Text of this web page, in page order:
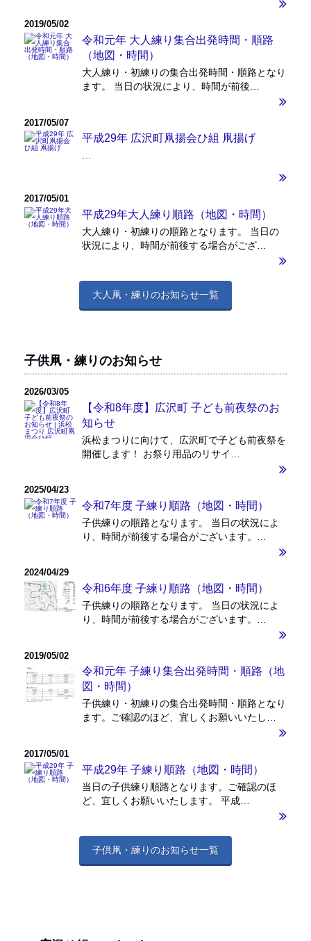
2019/05/02
令和元年 大人練り集合出発時間・順路
（地図・時間）
大人練り・初練りの集合出発時間・順路となり
ます。 当日の状況により、時間が前後…
2017/05/07
平成29年 広沢町凧揚会ひ組 凧揚げ
…
2017/05/01
平成29年大人練り順路（地図・時間）
大人練り・初練りの順路となります。 当日の
状況により、時間が前後する場合がござ…
大人凧・練りのお知らせ一覧
子供凧・練りのお知らせ
2026/03/05
【令和8年度】広沢町 子ども前夜祭のお
知らせ
浜松まつりに向けて、広沢町で子ども前夜祭を
開催します！ お祭り用品のリサイ…
2025/04/23
令和7年度 子練り順路（地図・時間）
子供練りの順路となります。 当日の状況によ
り、時間が前後する場合がございます。…
2024/04/29
令和6年度 子練り順路（地図・時間）
子供練りの順路となります。 当日の状況によ
り、時間が前後する場合がございます。…
2019/05/02
令和元年 子練り集合出発時間・順路（地
図・時間）
子供練り・初練りの集合出発時間・順路となり
ます。ご確認のほど、宜しくお願いいたし…
2017/05/01
平成29年 子練り順路（地図・時間）
当日の子供練り順路となります。ご確認のほ
ど、宜しくお願いいたします。 平成…
子供凧・練りのお知らせ一覧